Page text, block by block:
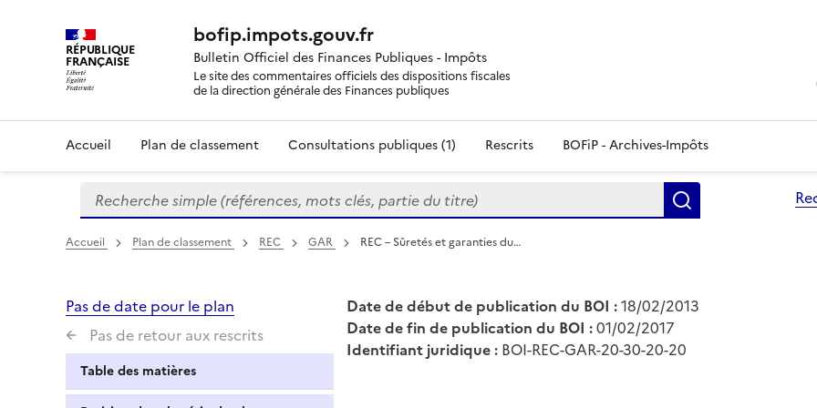
RÉPUBLIQUE
FRANÇAISE
bofip.impots.gouv.fr
Bulletin Officiel des Finances Publiques - Impôts
Le site des commentaires officiels des dispositions fiscales
de la direction générale des Finances publiques
Accueil Plan de classement Consultations publiques (1) Rescrits BOFiP - Archives-Impôts
Formulaire
de
recherche
Recherche simple (références, mots clés, partie du titre)
Accueil Plan de classement REC GAR REC – Sûretés et garanties du…
Pas de date pour le plan
Pas de retour aux rescrits
Table des matières
Date de début de publication du BOI :18/02/2013
Date de fin de publication du BOI :01/02/2017
Identifiant juridique : BOI-REC-GAR-20-30-20-20